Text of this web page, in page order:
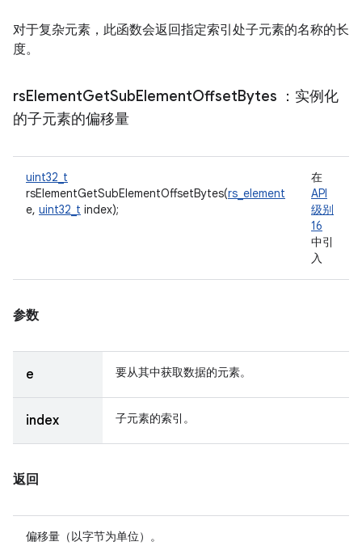
对于复杂元素，此函数会返回指定索引处子元素的名称的长
度。
rsElementGetSubElementOffsetBytes ：实例化
的子元素的偏移量
uint32_t
rsElementGetSubElementOffsetBytes(rs_element
e, uint32_t index);
在
API
级别
16
中引
入
参数
e 要从其中获取数据的元素。
index 子元素的索引。
返回
偏移量（以字节为单位）。